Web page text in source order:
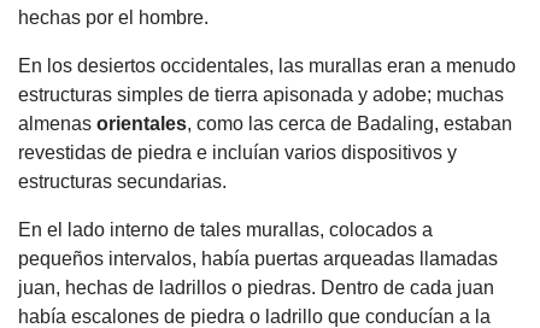
hechas por el hombre.
En los desiertos occidentales, las murallas eran a menudo
estructuras simples de tierra apisonada y adobe; muchas
almenas orientales, como las cerca de Badaling, estaban
revestidas de piedra e incluían varios dispositivos y
estructuras secundarias.
En el lado interno de tales murallas, colocados a
pequeños intervalos, había puertas arqueadas llamadas
juan, hechas de ladrillos o piedras. Dentro de cada juan
había escalones de piedra o ladrillo que conducían a la